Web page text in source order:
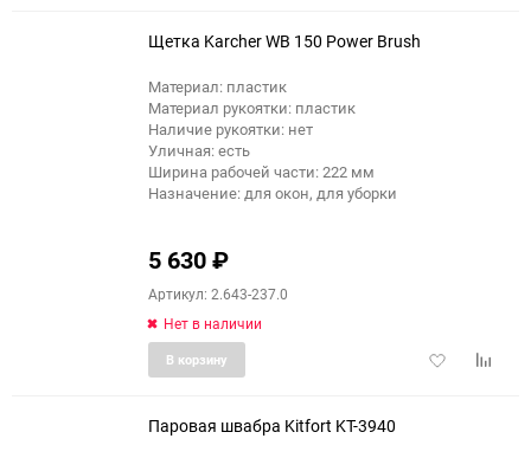
Щетка Karcher WB 150 Power Brush
Материал: пластик
Материал рукоятки: пластик
Наличие рукоятки: нет
Уличная: есть
Ширина рабочей части: 222 мм
Назначение: для окон, для уборки
5 630₽
Артикул: 2.643-237.0
Нет в наличии
Добавить
В корзину
Паровая швабра Kitfort KT-3940